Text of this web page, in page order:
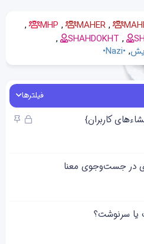
MAHER
MHP
SHAHDOKHT
•Nazi•
فیلترها
ق
چ
کاربران}
در جست‌وجوی معنا
یا سرنوشت؟